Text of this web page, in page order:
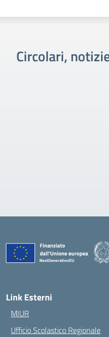
Circolari,
Link Esterni
MIUR
Ufficio Scolastico Regionale